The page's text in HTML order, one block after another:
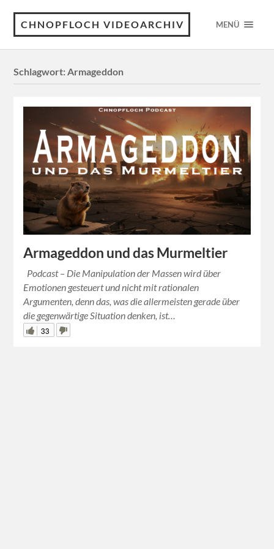
CHNOPFLOCH VIDEOARCHIV MENÜ
Schlagwort:Armageddon
Armageddon und das Murmeltier
Podcast – Die Manipulation der Massen wird über
Emotionen gesteuert und nicht mit rationalen
Argumenten, denn das, was die allermeisten gerade über
die gegenwärtige Situation denken, ist…
33